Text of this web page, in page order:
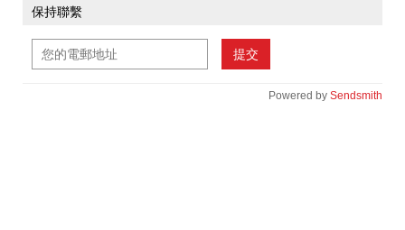
保持聯繫
提交
Powered by Sendsmith